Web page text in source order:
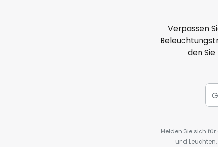
Verpassen
den
Melden Sie sich
und